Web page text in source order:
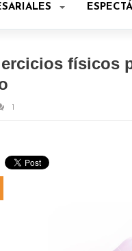
físicos
1